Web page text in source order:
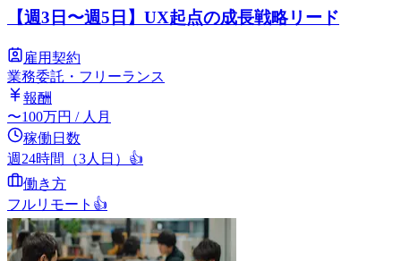
【週3日〜週5日】UX起点の成長戦略リード
雇用契約
業務委託・フリーランス
報酬
〜100万円 / 人月
稼働日数
週24時間（3人日） 👍
働き方
フルリモート 👍